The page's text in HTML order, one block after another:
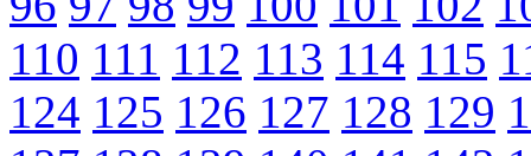
110 111 112 113 114 115
124 125 126 127 128 129